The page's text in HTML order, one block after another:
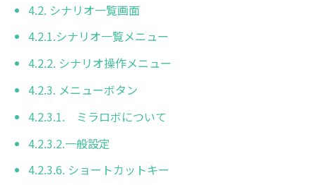
4.2. シナリオ一覧画面
4.2.1.シナリオ一覧メニュー
4.2.2. シナリオ操作メニュー
4.2.3. メニューボタン
4.2.3.1. ミラロボについて
4.2.3.2.一般設定
4.2.3.6. ショートカットキー